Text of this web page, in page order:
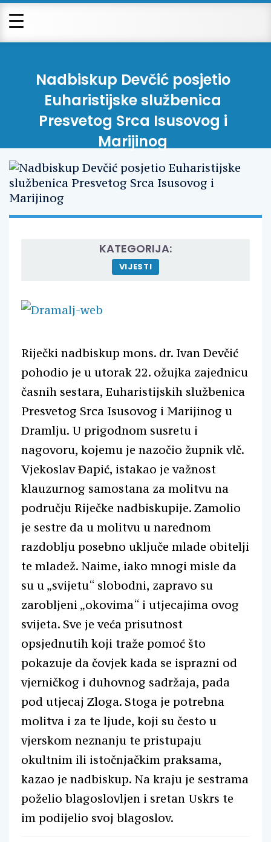
Nadbiskup Devčić posjetio
Euharistijske službenica
Presvetog Srca Isusovog i
Marijinog
KATEGORIJA:
VIJESTI
Riječki nadbiskup mons. dr. Ivan Devčić
pohodio je u utorak 22. ožujka zajednicu
časnih sestara, Euharistijskih službenica
Presvetog Srca Isusovog i Marijinog u
Dramlju. U prigodnom susretu i
nagovoru, kojemu je nazočio župnik vlč.
Vjekoslav Đapić, istakao je važnost
klauzurnog samostana za molitvu na
području Riječke nadbiskupije. Zamolio
je sestre da u molitvu u narednom
razdoblju posebno uključe mlade obitelji
te mladež. Naime, iako mnogi misle da
su u „svijetu“ slobodni, zapravo su
zarobljeni „okovima“ i utjecajima ovog
svijeta. Sve je veća prisutnost
opsjednutih koji traže pomoć što
pokazuje da čovjek kada se isprazni od
vjerničkog i duhovnog sadržaja, pada
pod utjecaj Zloga. Stoga je potrebna
molitva i za te ljude, koji su često u
vjerskom neznanju te pristupaju
okultnim ili istočnjačkim praksama,
kazao je nadbiskup. Na kraju je sestrama
poželio blagoslovljen i sretan Uskrs te
im podijelio svoj blagoslov.